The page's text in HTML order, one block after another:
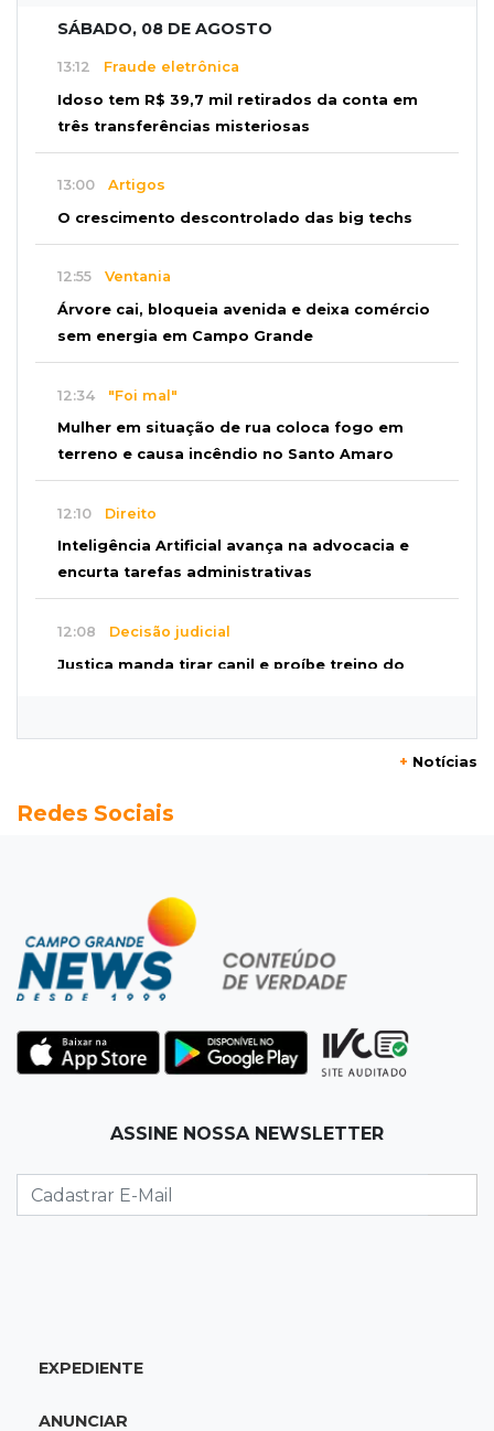
SÁBADO, 08 DE AGOSTO
13:12 Fraude eletrônica
Idoso tem R$ 39,7 mil retirados da conta em
três transferências misteriosas
13:00 Artigos
O crescimento descontrolado das big techs
12:55 Ventania
Árvore cai, bloqueia avenida e deixa comércio
sem energia em Campo Grande
12:34 "Foi mal"
Mulher em situação de rua coloca fogo em
terreno e causa incêndio no Santo Amaro
12:10 Direito
Inteligência Artificial avança na advocacia e
encurta tarefas administrativas
12:08 Decisão judicial
Justiça manda tirar canil e proíbe treino do
nunca teve nome
Vereadora é acusada de insinuar em vídeo
que prefeito agride mulheres
11:31 Paradeiro incerto
antes de bebê desaparecer
Juiz manda soltar motorista bêbado envolvido
Acrissul atribui queda do rebanho em MS a
+ Notícias
Redes Sociais
ASSINE NOSSA NEWSLETTER
EXPEDIENTE
ANUNCIAR